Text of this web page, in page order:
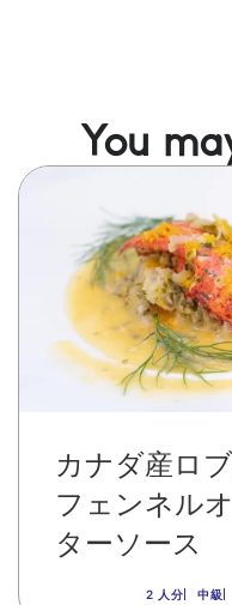
You
Image
カナダ産ロ
フェンネル
ターソース
2 人分 中級